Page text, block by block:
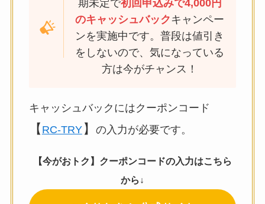
期未定で初回申込みで4,000円
のキャッシュバックキャンペー
ンを実施中です。普段は値引き
をしないので、気になっている
方は今がチャンス！
キャッシュバックにはクーポンコード
【 RC-TRY 】 の入力が必要です。
【今がおトク】クーポンコードの入力はこちら
から↓